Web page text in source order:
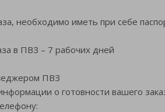
необходимо иметь при себе
в ПВЗ – 7 рабочих дней
ПВЗ
о готовности вашего